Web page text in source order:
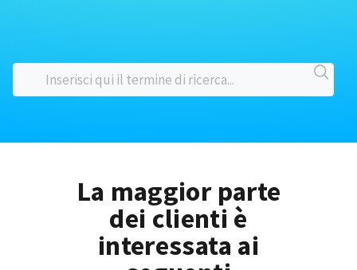
La maggior parte
dei clienti è
interessata ai